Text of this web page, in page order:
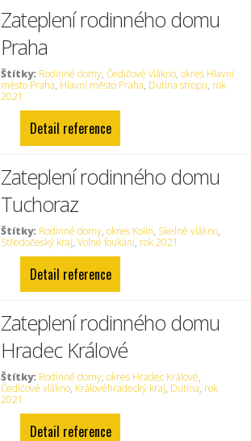
Zateplení rodinného domu
Praha
Štítky: Rodinné domy,Čedičové vlákno,okres Hlavní
město Praha, Hlavní město Praha, Dutina stropu, rok
2021
Detail reference
Zateplení rodinného domu
Tuchoraz
Štítky: Rodinné domy,okres Kolín, Skelné vlákno,
Středočeský kraj,Volné foukání, rok 2021
Detail reference
Zateplení rodinného domu
Hradec Králové
Štítky: Rodinné domy,okres Hradec Králové,
Čedičové vlákno, Královéhradecký kraj, Dutina, rok
2021
Detail reference